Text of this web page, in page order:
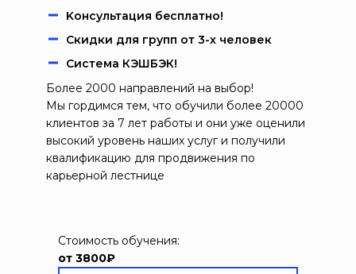
Kонcультация бecплaтно!
Скидки для групп от 3-х человек
Система КЭШБЭК!
Более 2000 направлений на выбор!
Мы гордимся тем, что обучили более 20000
клиентов за 7 лет работы и они уже оценили
высокий уровень наших услуг и получили
квалификацию для продвижения по
карьерной лестнице
Стоимость обучения:
от 3800₽